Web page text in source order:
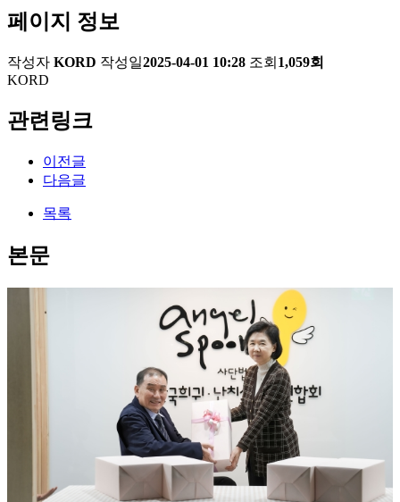
페이지 정보
작성자 KORD 작성일2025-04-01 10:28 조회 1,059회
KORD
관련링크
이전글
다음글
목록
본문